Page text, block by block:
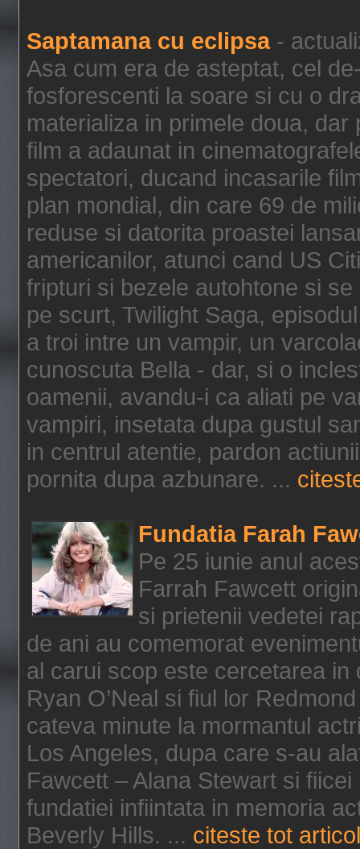
Saptamana cu eclipsa-
Asa cum era de asteptat, cel
fosforescenti la soare si cu o
materializa in primele doua,
film a adaunat in
spectatori, ducand incasarile
plan mondial, din care 69 de
reduse si datorita proastei
americanilor, atunci cand US
fripturi si bezele autohtone si
pe scurt, Twilight Saga,
a troi intre un vampir, un
cunoscuta Bella - dar, si o
oamenii, avandu-i ca aliati pe
vampiri, insetata dupa gustul
in centrul atentie, pardon
pornita dupa azbunare. ...
Fundatia Farah
Pe 25 iunie anul
Farrah Fawcett
si prietenii vedetei
de ani au comemorat
al carui scop este cercetarea
Ryan O’Neal si fiul lor
cateva minute la mormantul
Los Angeles, dupa care s-au
Fawcett – Alana Stewart si fiicei
fundatiei infiintata in memoria
Beverly Hills. ... citeste tot